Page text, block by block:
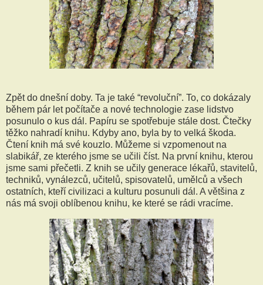
Zpět do dnešní doby. Ta je také “revoluční”. To, co dokázaly
během pár let počítače a nové technologie zase lidstvo
posunulo o kus dál. Papíru se spotřebuje stále dost. Čtečky
těžko nahradí knihu. Kdyby ano, byla by to velká škoda.
Čtení knih má své kouzlo. Můžeme si vzpomenout na
slabikář, ze kterého jsme se učili číst. Na první knihu, kterou
jsme sami přečetli. Z knih se učily generace lékařů, stavitelů,
techniků, vynálezců, učitelů, spisovatelů, umělců a všech
ostatních, kteří civilizaci a kulturu posunuli dál. A většina z
nás má svoji oblíbenou knihu, ke které se rádi vracíme.